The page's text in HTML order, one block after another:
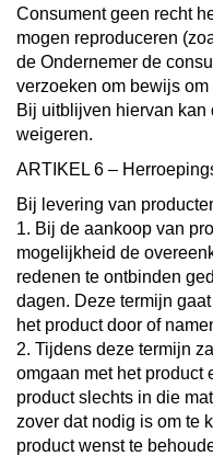
Consument geen recht
mogen reproduceren
de Ondernemer de
verzoeken om bewijs
Bij uitblijven hiervan kan
weigeren.
ARTIKEL 6 –
Bij levering van
1. Bij de aankoop van
mogelijkheid de
redenen te ontbinden
dagen. Deze termijn
het product door of
2. Tijdens deze termijn
omgaan met het product
product slechts in die
zover dat nodig is om te
product wenst te